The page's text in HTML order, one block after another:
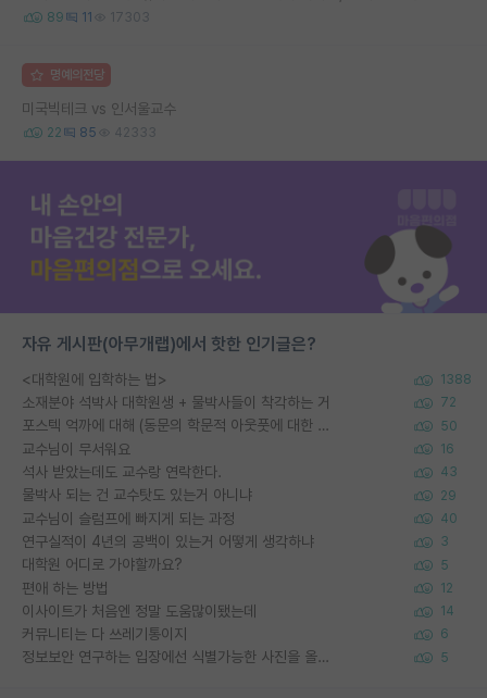
89 11 17303
명예의전당
미국빅테크 vs 인서울교수
22 85 42333
자유 게시판(아무개랩)에서 핫한 인기글은?
<대학원에 입학하는 법> 1388
소재분야 석박사 대학원생 + 물박사들이 착각하는 거 72
포스텍 억까에 대해 (동문의 학문적 아웃풋에 대한 반박) 50
교수님이 무서워요 16
석사 받았는데도 교수랑 연락한다. 43
물박사 되는 건 교수탓도 있는거 아니냐 29
교수님이 슬럼프에 빠지게 되는 과정 40
연구실적이 4년의 공백이 있는거 어떻게 생각하냐 3
대학원 어디로 가야할까요? 5
편애 하는 방법 12
이사이트가 처음엔 정말 도움많이됐는데 14
커뮤니티는 다 쓰레기통이지 6
정보보안 연구하는 입장에선 식별가능한 사진을 올리는건 비추이긴함 5